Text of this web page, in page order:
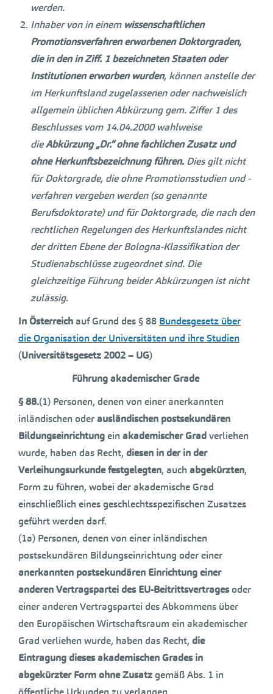
werden.
Inhaber von in einem wissenschaftlichen
Promotionsverfahren erworbenen Doktorgraden,
die in den in Ziff. 1 bezeichneten Staaten oder
Institutionen erworben wurden, können anstelle der
im Herkunftsland zugelassenen oder nachweislich
allgemein üblichen Abkürzung gem. Ziffer 1 des
Beschlusses vom 14.04.2000 wahlweise
dieAbkürzung „Dr.“ ohne fachlichen Zusatz und
ohne Herkunftsbezeichnung führen. Dies gilt nicht
für Doktorgrade, die ohne Promotionsstudien und -
verfahren vergeben werden (so genannte
Berufsdoktorate) und für Doktorgrade, die nach den
rechtlichen Regelungen des Herkunftslandes nicht
der dritten Ebene der Bologna-Klassifikation der
Studienabschlüsse zugeordnet sind. Die
gleichzeitige Führung beider Abkürzungen ist nicht
zulässig.
In Österreichauf Grund des § 88 Bundesgesetz über
die Organisation der Universitäten und ihre Studien
(Universitätsgesetz 2002 – UG)
Führung akademischer Grade
§88.(1) Personen, denen von einer anerkannten
inländischen oderausländischen postsekundären
Bildungseinrichtungein akademischer Gradverliehen
wurde, haben das Recht, diesen in der in der
Verleihungsurkunde festgelegten, auch abgekürzten,
Form zu führen, wobei der akademische Grad
einschließlich eines geschlechtsspezifischen Zusatzes
geführt werden darf.
(1a) Personen, denen von einer inländischen
postsekundären Bildungseinrichtung oder einer
anerkannten postsekundären Einrichtung einer
anderen Vertragspartei des EU-Beitrittsvertragesoder
einer anderen Vertragspartei des Abkommens über
den Europäischen Wirtschaftsraum ein akademischer
Grad verliehen wurde, haben das Recht, die
Eintragung dieses akademischen Grades in
abgekürzter Form ohne Zusatzgemäß Abs. 1 in